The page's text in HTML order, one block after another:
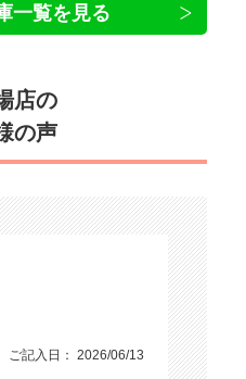
一覧を見る
店の
の声
ご記入日： 2026/06/13